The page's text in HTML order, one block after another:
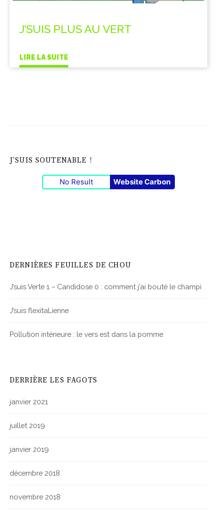
J’SUIS PLUS AU VERT
LIRE LA SUITE
J’SUIS SOUTENABLE !
No Result Website Carbon
DERNIÈRES FEUILLES DE CHOU
J’suis Verte 1 – Candidose 0 : comment j’ai bouté le champi
J’suis flexitaLienne
Pollution intérieure : le vers est dans la pomme
DERRIÈRE LES FAGOTS
janvier 2021
juillet 2019
janvier 2019
décembre 2018
novembre 2018